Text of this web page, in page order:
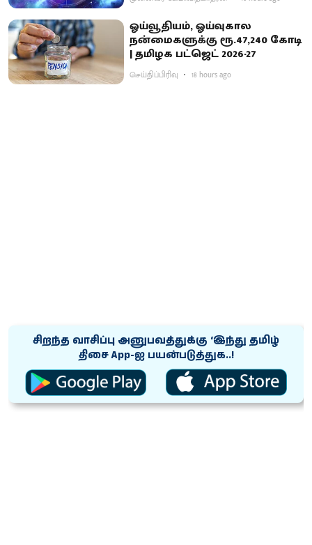
ஓய்வூதியம், ஓய்வுகால
நன்மைகளுக்கு ரூ.47,240 கோடி
| தமிழக பட்ஜெட் 2026-27
செய்திப்பிரிவு 18 hours ago
சிறந்த வாசிப்பு அனுபவத்துக்கு ‘இந்து தமிழ்
திசை App-ஐ பயன்படுத்துக..!